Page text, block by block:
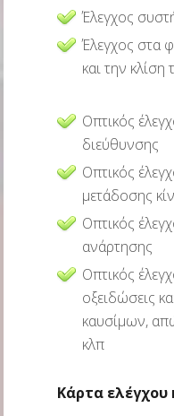
Έλεγχος
Έλεγχος στα
και την κλίση
Οπτικός
διεύθυνσης
Οπτικός
μετάδοσης
Οπτικός
ανάρτησης
Οπτικός
οξειδώσεις
καυσίμων,
κλπ
Κάρτα